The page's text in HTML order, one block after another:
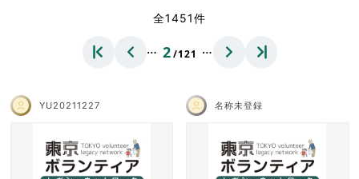
全1451件
… 2/121 …
YU20211227 名称未登録